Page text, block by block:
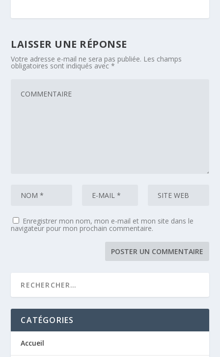
LAISSER UNE RÉPONSE
Votre adresse e-mail ne sera pas publiée. Les champs
obligatoires sont indiqués avec*
Enregistrer mon nom, mon e-mail et mon site dans le
navigateur pour mon prochain commentaire.
CATÉGORIES
Accueil